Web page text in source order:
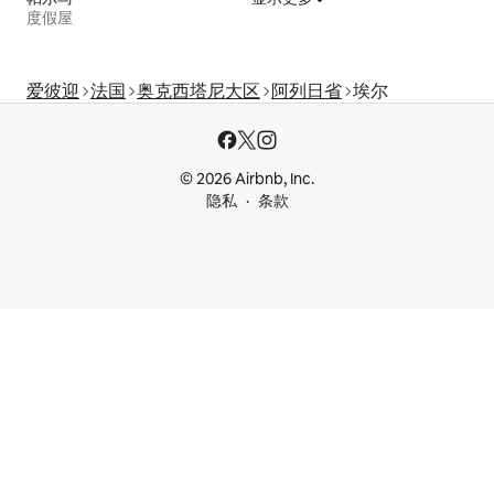
度假屋
爱彼迎 法国 奥克西塔尼大区 阿列日省 埃尔
© 2026 Airbnb, Inc.
隐私
条款